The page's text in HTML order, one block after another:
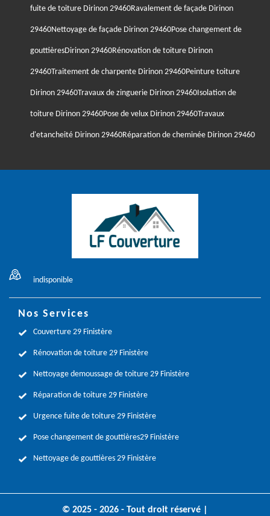
fuite de toiture Dirinon 29460Ravalement de façade Dirinon
29460Nettoyage de façade Dirinon 29460Pose changement de
gouttièresDirinon 29460Rénovation de toiture Dirinon
29460Traitement de charpente Dirinon 29460Peinture toiture
Dirinon 29460Travaux de zinguerie Dirinon 29460Isolation de
toiture Dirinon 29460Pose de velux Dirinon 29460Travaux
d'etancheité Dirinon 29460Réparation de cheminée Dirinon 29460
indisponible
Nos Services
Couverture 29 Finistère
Rénovation de toiture 29 Finistère
Nettoyage demoussage de toiture 29 Finistère
Réparation de toiture 29 Finistère
Urgence fuite de toiture 29 Finistère
Pose changement de gouttières29 Finistère
Nettoyage de gouttières 29 Finistère
© 2025 - 2026 - Tout droit réservé |